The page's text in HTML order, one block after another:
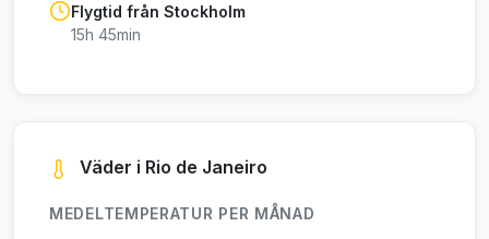
Flygtid från Stockholm
15h 45min
Väder i Rio de Janeiro
MEDELTEMPERATUR PER MÅNAD